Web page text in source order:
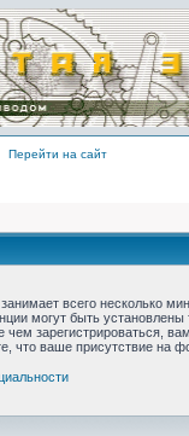
Перейти на сайт
всего несколько
могут быть установлены
чем зарегистрироваться,
что ваше присутствие на